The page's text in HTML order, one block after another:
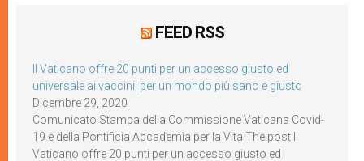
FEED RSS
Il Vaticano offre 20 punti per un accesso giusto ed
universale ai vaccini, per un mondo più sano e giusto
Dicembre 29, 2020
Comunicato Stampa della Commissione Vaticana Covid-
19 e della Pontificia Accademia per la Vita The post Il
Vaticano offre 20 punti per un accesso giusto ed